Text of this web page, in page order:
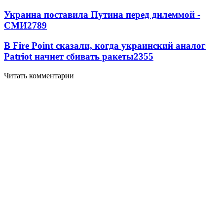
Украина поставила Путина перед дилеммой -
СМИ2789
В Fire Point сказали, когда украинский аналог
Patriot начнет сбивать ракеты2355
Читать комментарии